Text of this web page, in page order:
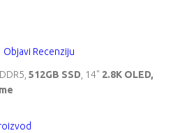
Objavi Recenziju
DDR5, 512GB SSD , 14" 2.8K OLED,